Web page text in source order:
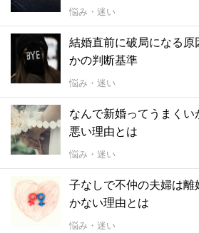
悩み・迷い
結婚直前に破局になる
かの判断基準
悩み・迷い
なんで新婚ってうまく
悪い理由とは
悩み・迷い
子なしで不仲の夫婦は
かない理由とは
悩み・迷い